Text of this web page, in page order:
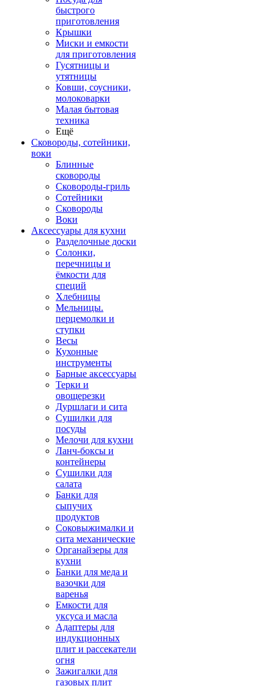
быстрого
приготовления
Крышки
Миски и емкости
для приготовления
Гусятницы и
утятницы
Ковши, соусники,
молоковарки
Малая бытовая
техника
Ещё
Сковороды, сотейники,
воки
Блинные
сковороды
Сковороды-гриль
Сотейники
Сковороды
Воки
Аксессуары для кухни
Разделочные доски
Солонки,
перечницы и
ёмкости для
специй
Хлебницы
Мельницы.
перцемолки и
ступки
Весы
Кухонные
инструменты
Барные аксессуары
Терки и
овощерезки
Дуршлаги и сита
Сушилки для
посуды
Мелочи для кухни
Ланч-боксы и
контейнеры
Сушилки для
салата
Банки для
сыпучих
продуктов
Соковыжималки и
сита механические
Органайзеры для
кухни
Банки для меда и
вазочки для
варенья
Емкости для
уксуса и масла
Адаптеры для
индукционных
плит и рассекатели
огня
Зажигалки для
газовых плит